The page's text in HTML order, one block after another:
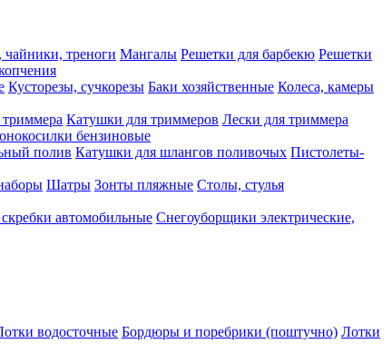
чайники, треноги Мангалы Решетки для барбекю Решетки
Кусторезы, сучкорезы Баки хозяйственные Колеса, камеры
Катушки для триммеров Лески для триммера
бензиновые
полив Катушки для шлангов поливочых Пистолеты-
Шатры Зонты пляжные Столы, стулья
автомобильные Снегоуборщики электрические,
водосточные Бордюры и поребрики (поштучно) Лотки